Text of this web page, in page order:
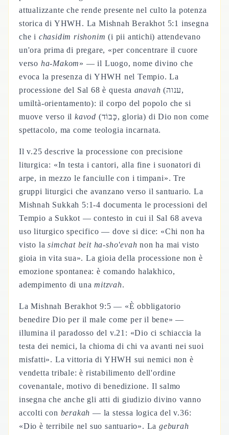
attualizzante che rende presente nel culto la potenza
storica di YHWH. La Mishnah Berakhot 5:1 insegna
che i chasidim rishonim (i pii antichi) attendevano
un'ora prima di pregare, «per concentrare il cuore
verso ha-Makom» — il Luogo, nome divino che
evoca la presenza di YHWH nel Tempio. La
processione del Sal 68 è questa anavah (ענוה,
umiltà-orientamento): il corpo del popolo che si
muove verso ilkavod (כָּבוֹד, gloria) di Dio non come
spettacolo, ma come teologia incarnata.
Il v.25 descrive la processione con precisione
liturgica: «In testa i cantori, alla fine i suonatori di
arpe, in mezzo le fanciulle con i timpani». Tre
gruppi liturgici che avanzano verso il santuario. La
Mishnah Sukkah 5:1-4 documenta le processioni del
Tempio a Sukkot — contesto in cui il Sal 68 aveva
uso liturgico specifico — dove si dice: «Chi non ha
visto lasimchat beit ha-sho'evah non ha mai visto
gioia in vita sua». La gioia della processione non è
emozione spontanea: è comando halakhico,
adempimento di unamitzvah.
La Mishnah Berakhot 9:5 — «È obbligatorio
benedire Dio per il male come per il bene» —
illumina il paradosso del v.21: «Dio ci schiaccia la
testa dei nemici, la chioma di chi va avanti nei suoi
misfatti». La vittoria di YHWH sui nemici non è
vendetta tribale: è ristabilimento dell'ordine
covenantale, motivo di benedizione. Il salmo
insegna che anche gli atti di giudizio divino vanno
accolti con berakah — la stessa logica del v.36:
«Dio è terribile nel suo santuario». Lageburah